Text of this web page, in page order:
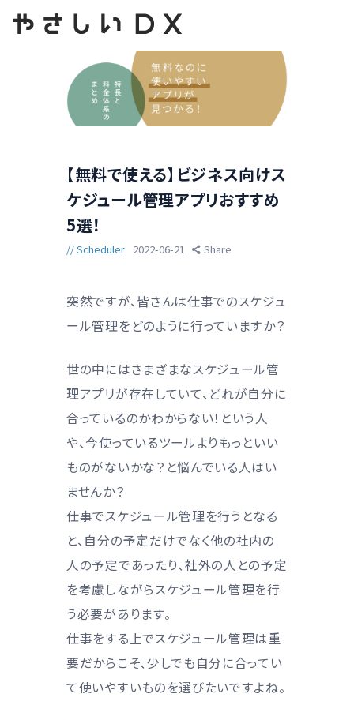
【無料で使える】ビジネス向けス
ケジュール管理アプリおすすめ
5選！
Scheduler 2022-06-21 Share
突然ですが、皆さんは仕事でのスケジュ
ール管理をどのように行っていますか？
世の中にはさまざまなスケジュール管
理アプリが存在していて、どれが自分に
合っているのかわからない！という人
や、今使っているツールよりもっといい
ものがないかな？と悩んでいる人はい
ませんか？
仕事でスケジュール管理を行うとなる
と、自分の予定だけでなく他の社内の
人の予定であったり、社外の人との予定
を考慮しながらスケジュール管理を行
う必要があります。
仕事をする上でスケジュール管理は重
要だからこそ、少しでも自分に合ってい
て使いやすいものを選びたいですよね。